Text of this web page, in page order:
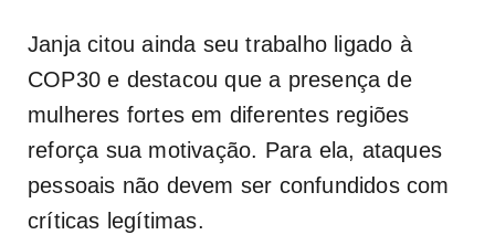
Janja citou ainda seu trabalho ligado à
COP30 e destacou que a presença de
mulheres fortes em diferentes regiões
reforça sua motivação. Para ela, ataques
pessoais não devem ser confundidos com
críticas legítimas.